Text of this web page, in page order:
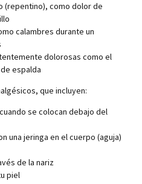
(repentino), como dolor de
calambres durante un
dolorosas como el
espalda
que incluyen:
se colocan debajo del
una jeringa en el cuerpo (aguja)
de la nariz
piel